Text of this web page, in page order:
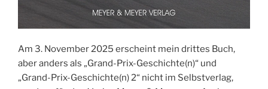
Am 3. November 2025 erscheint mein drittes Buch,
aber anders als „Grand-Prix-Geschichte(n)“ und
„Grand-Prix-Geschichte(n) 2“ nicht im Selbstverlag,